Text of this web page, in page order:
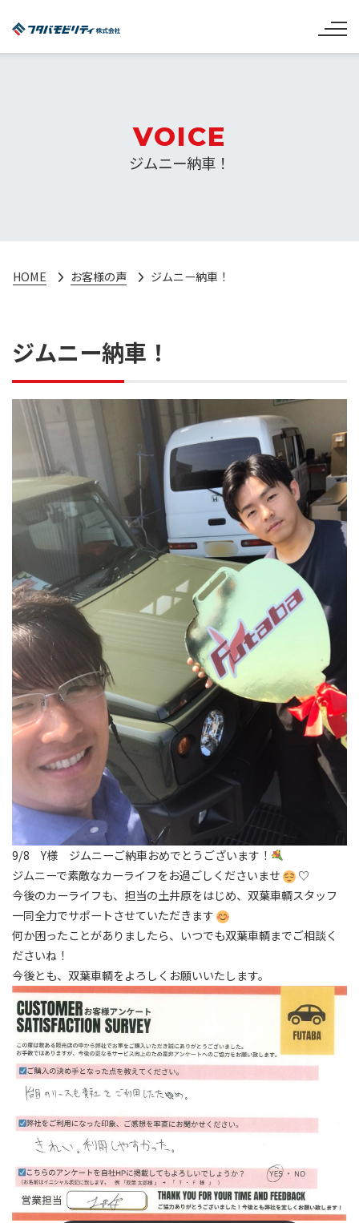
VOICE
ジムニー納車！
HOME お客様の声 ジムニー納車！
ジムニー納車！
9/8 Y様 ジムニーご納車おめでとうございます！
ジムニーで素敵なカーライフをお過ごしくださいませ
♡
今後のカーライフも、担当の土井原をはじめ、双葉車輌スタッフ
一同全力でサポートさせていただきます
何か困ったことがありましたら、いつでも双葉車輌までご相談く
ださいね！
今後とも、双葉車輌をよろしくお願いいたします。